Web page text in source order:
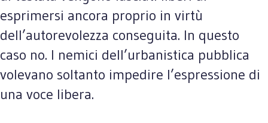
esprimersi ancora proprio in virtù
dell’autorevolezza conseguita. In questo
caso no. I nemici dell’urbanistica pubblica
volevano soltanto impedire l’espressione di
una voce libera.